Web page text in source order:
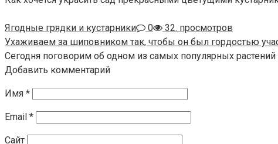
Ягодные грядки и кустарники 0
32. просмотров
Ухаживаем за шиповником так, чтобы он был гордостью
Сегодня поговорим об одном из самых популярных
Добавить комментарий
Имя *
Email *
Сайт